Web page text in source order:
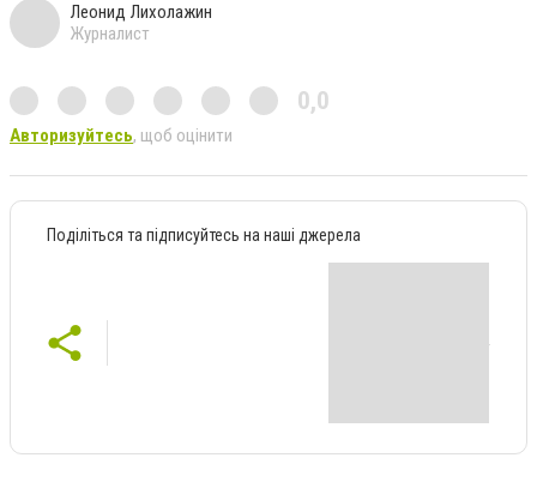
Леонид Лихолажин
Журналист
0,0
Авторизуйтесь, щоб оцінити
Поділіться та підписуйтесь на наші джерела